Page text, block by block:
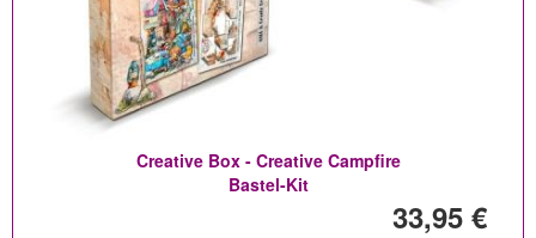
Creative Box - Creative Campfire
Bastel-Kit
33,95 €